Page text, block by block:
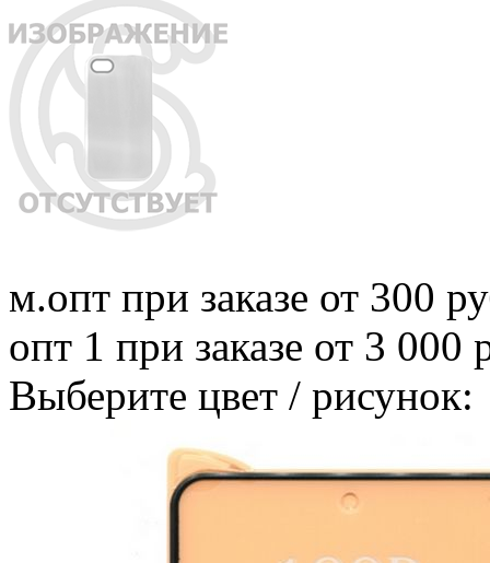
м.опт при заказе от 300
опт 1 при заказе от 3 000
Выберите цвет / рисунок: